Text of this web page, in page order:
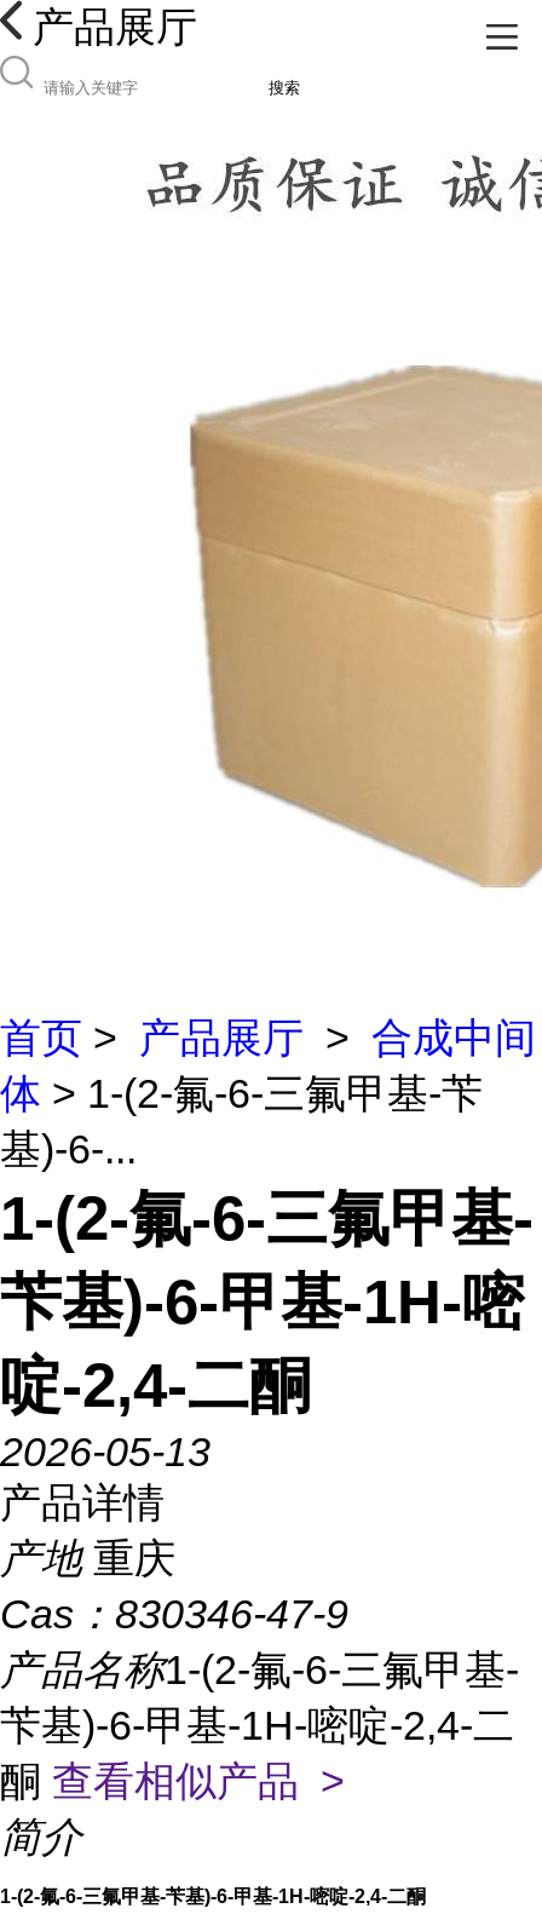
产品展厅
搜索
首页 > 产品展厅 > 合成中间
体 > 1-(2-氟-6-三氟甲基-苄
基)-6-...
1-(2-氟-6-三氟甲基-
苄基)-6-甲基-1H-嘧
啶-2,4-二酮
2026-05-13
产品详情
产地 重庆
Cas： 830346-47-9
产品名称1-(2-氟-6-三氟甲基-
苄基)-6-甲基-1H-嘧啶-2,4-二
酮 查看相似产品 >
简介
1-(2-氟-6-三氟甲基-苄基)-6-甲基-1H-嘧啶-2,4-二酮